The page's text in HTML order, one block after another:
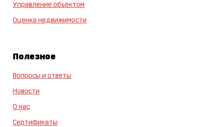
Управление объектом
Оценка недвижимости
Полезное
Вопросы и ответы
Новости
О нас
Сертификаты